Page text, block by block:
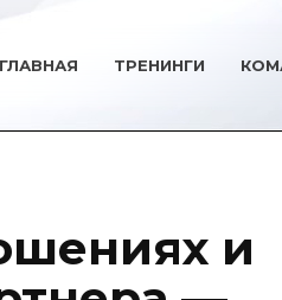
ГЛАВНАЯ ТРЕНИНГИ
и